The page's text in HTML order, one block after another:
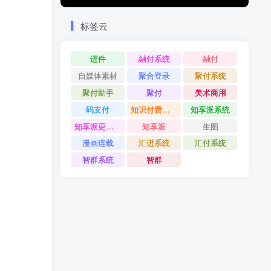
标签云
进件 融付系统
融付
自媒体素材
聚合登录
聚付系统
聚付助手
聚付
美术商用
码支付
知识付费系统
知享派系统
知享派更新日志
知享派
生图
漫画连载
汇进系统
汇付系统
智群系统
智群